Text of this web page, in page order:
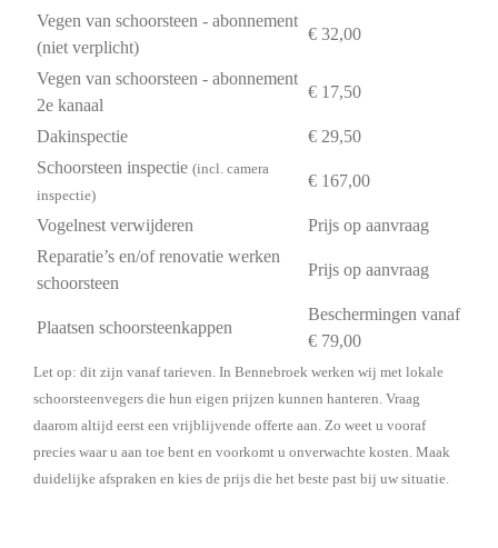
Vegen van schoorsteen - abonnement
(niet verplicht)
€ 32,00
Vegen van schoorsteen - abonnement
2e kanaal
€ 17,50
Dakinspectie
€ 29,50
Schoorsteen inspectie (incl. camera
inspectie)
€ 167,00
Vogelnest verwijderen
Prijs op aanvraag
Reparatie’s en/of renovatie werken
schoorsteen
Prijs op aanvraag
Plaatsen schoorsteenkappen
Beschermingen vanaf
€ 79,00
Let op: dit zijn vanaf tarieven. In Bennebroek werken wij met lokale
schoorsteenvegers die hun eigen prijzen kunnen hanteren. Vraag
daarom altijd eerst een vrijblijvende offerte aan. Zo weet u vooraf
precies waar u aan toe bent en voorkomt u onverwachte kosten. Maak
duidelijke afspraken en kies de prijs die het beste past bij uw situatie.